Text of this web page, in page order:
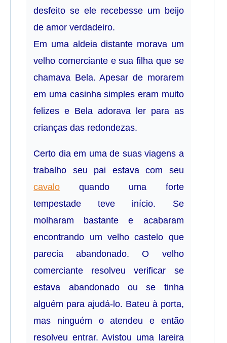
desfeito se ele recebesse um beijo
de amor verdadeiro.
Em uma aldeia distante morava um
velho comerciante e sua filha que se
chamava Bela. Apesar de morarem
em uma casinha simples eram muito
felizes e Bela adorava ler para as
crianças das redondezas.
Certo dia em uma de suas viagens a
trabalho seu pai estava com seu
cavalo quando uma forte
tempestade teve início. Se
molharam bastante e acabaram
encontrando um velho castelo que
parecia abandonado. O velho
comerciante resolveu verificar se
estava abandonado ou se tinha
alguém para ajudá-lo. Bateu à porta,
mas ninguém o atendeu e então
resolveu entrar. Avistou uma lareira